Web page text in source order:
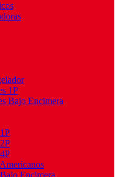
1P
Bajo Encimera
Encimera